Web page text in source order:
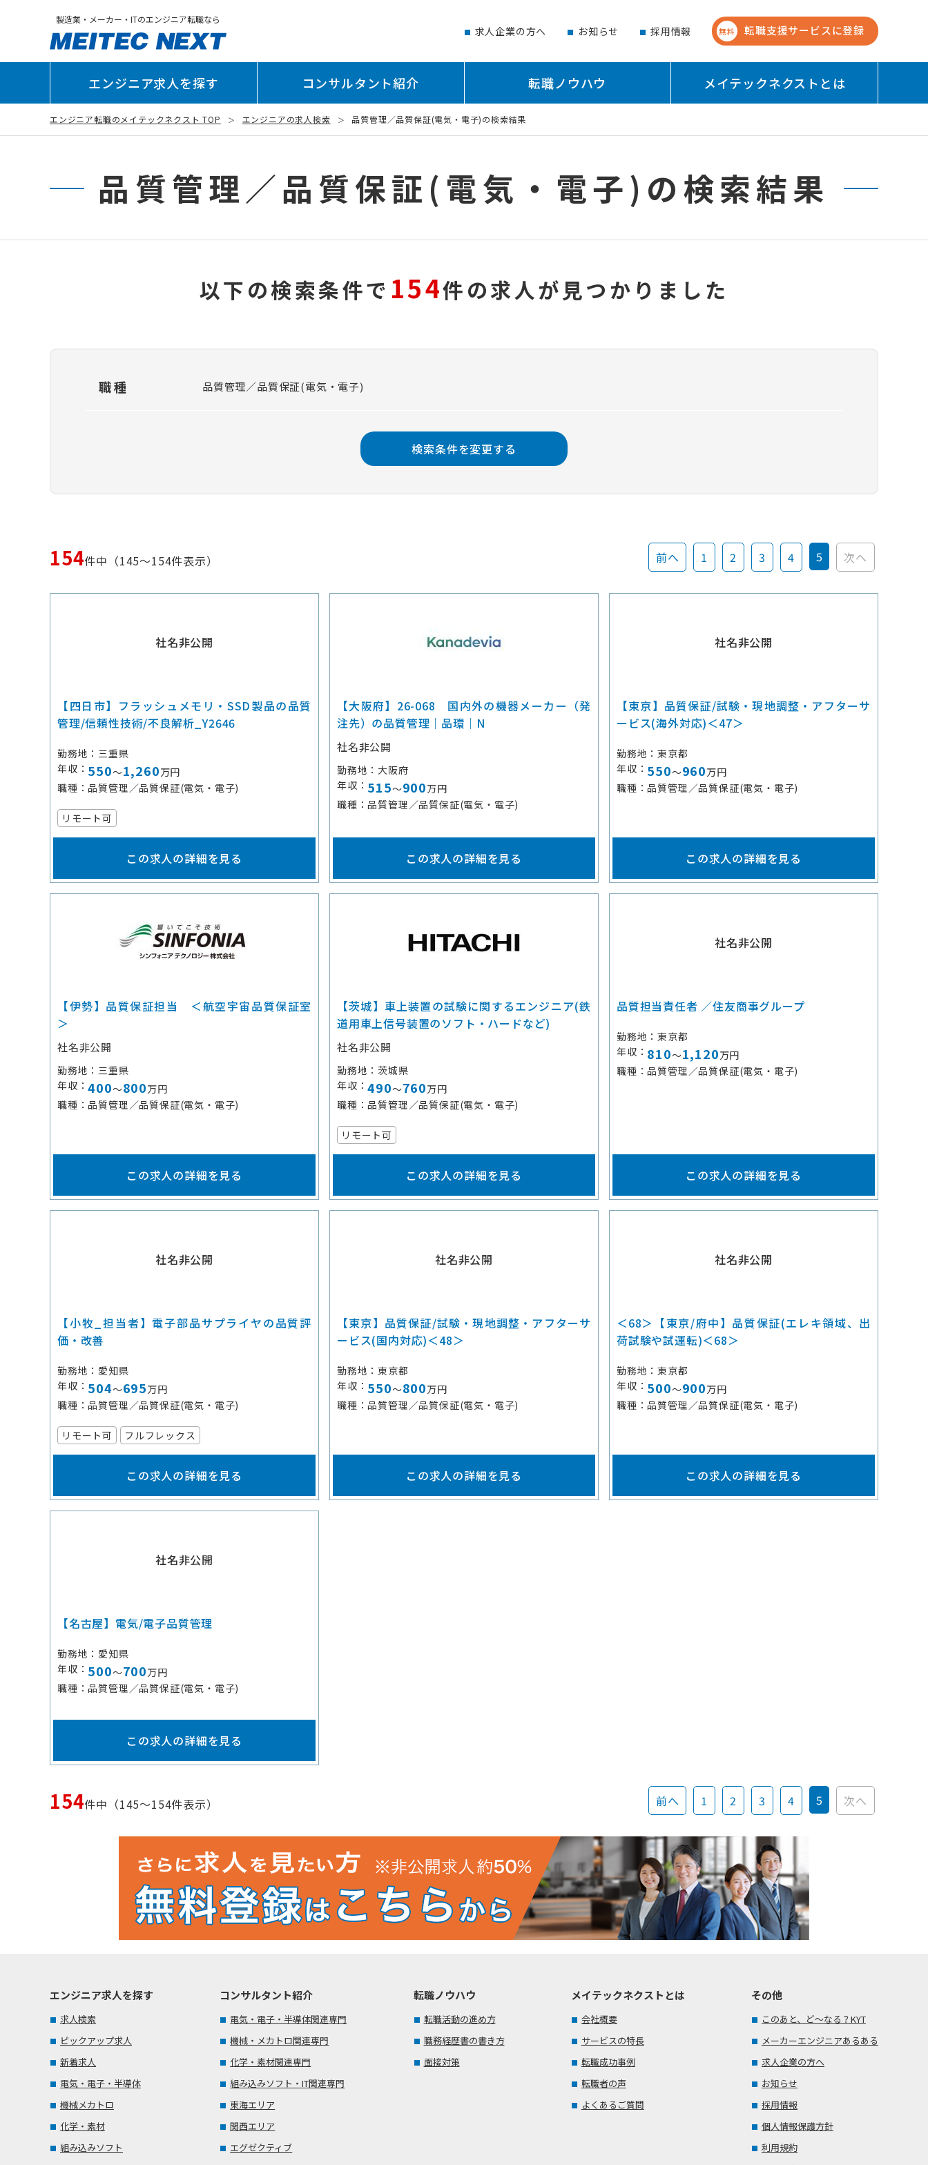
製造業・メーカー・ITのエンジニア転職なら
求人企業の方へ お知らせ 採用情報 無料 転職支援サービスに登録
エンジニア求人を探す コンサルタント紹介 転職ノウハウ メイテックネクストとは
エンジニア転職のメイテックネクスト TOP エンジニアの求人検索 品質管理／品質保証(電気・電子)の検索結果
品質管理／品質保証(電気・電子)の検索結果
以下の検索条件で 154件の求人が見つかりました
職種 品質管理／品質保証(電気・電子)
検索条件を変更する
154件中（145～154件表示） 前へ 1 2 3 4 5 次へ
社名非公開
【四日市】フラッシュメモリ・SSD製品の品質
管理/信頼性技術/不良解析_Y2646
勤務地
三重県
年収
550～1,260万円
職種
品質管理／品質保証(電気・電子)
リモート可
この求人の詳細を見る
【大阪府】26-068 国内外の機器メーカー（発
注先）の品質管理｜品環｜N
社名非公開
勤務地
大阪府
年収
515～900万円
職種
品質管理／品質保証(電気・電子)
この求人の詳細を見る
社名非公開
【東京】品質保証/試験・現地調整・アフターサ
ービス(海外対応)＜47＞
勤務地
東京都
年収
550～960万円
職種
品質管理／品質保証(電気・電子)
この求人の詳細を見る
【伊勢】品質保証担当 ＜航空宇宙品質保証室
＞
社名非公開
勤務地
三重県
年収
400～800万円
職種
品質管理／品質保証(電気・電子)
この求人の詳細を見る
【茨城】車上装置の試験に関するエンジニア(鉄
道用車上信号装置のソフト・ハードなど)
社名非公開
勤務地
茨城県
年収
490～760万円
職種
品質管理／品質保証(電気・電子)
リモート可
この求人の詳細を見る
社名非公開
品質担当責任者 ／住友商事グループ
勤務地
東京都
年収
810～1,120万円
職種
品質管理／品質保証(電気・電子)
この求人の詳細を見る
社名非公開
【小牧_担当者】電子部品サプライヤの品質評
価・改善
勤務地
愛知県
年収
504～695万円
職種
品質管理／品質保証(電気・電子)
リモート可 フルフレックス
この求人の詳細を見る
社名非公開
【東京】品質保証/試験・現地調整・アフターサ
ービス(国内対応)＜48＞
勤務地
東京都
年収
550～800万円
職種
品質管理／品質保証(電気・電子)
この求人の詳細を見る
社名非公開
＜68＞【東京/府中】品質保証(エレキ領域、出
荷試験や試運転)＜68＞
勤務地
東京都
年収
500～900万円
職種
品質管理／品質保証(電気・電子)
この求人の詳細を見る
社名非公開
【名古屋】電気/電子品質管理
勤務地
愛知県
年収
500～700万円
職種
品質管理／品質保証(電気・電子)
この求人の詳細を見る
154件中（145～154件表示） 前へ 1 2 3 4 5 次へ
エンジニア求人を探す
求人検索
ピックアップ求人
新着求人
電気・電子・半導体
機械メカトロ
化学・素材
組み込みソフト
コンサルタント紹介
電気・電子・半導体関連専門
機械・メカトロ関連専門
化学・素材関連専門
組み込みソフト・IT関連専門
東海エリア
関西エリア
エグゼクティブ
転職ノウハウ
転職活動の進め方
職務経歴書の書き方
面接対策
メイテックネクストとは
会社概要
サービスの特長
転職成功事例
転職者の声
よくあるご質問
その他
このあと、ど～なる？KYT
メーカーエンジニアあるある
求人企業の方へ
お知らせ
採用情報
個人情報保護方針
利用規約